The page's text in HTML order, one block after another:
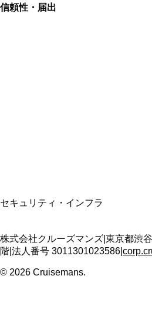
信頼性・届出
セキュリティ・インフラ
株式会社クルーズマンズ 東京都渋
階 法人番号 3011301023586
© 2026 Cruisemans.